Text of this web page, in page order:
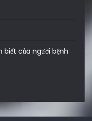
biết của người bệnh